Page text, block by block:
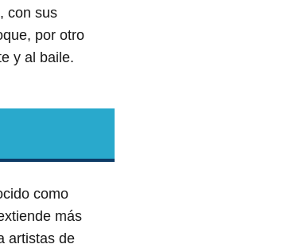
con sus
por otro
y al baile.
como
más
artistas de